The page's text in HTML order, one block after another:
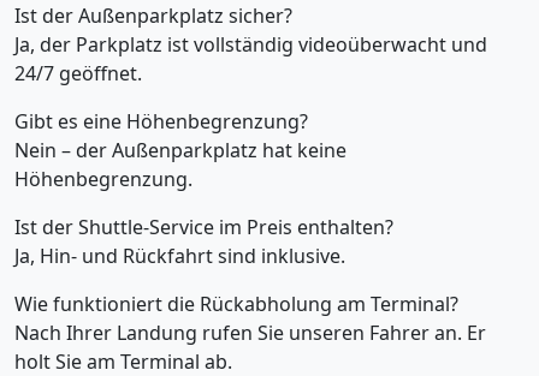
Ist der Außenparkplatz sicher?
Ja, der Parkplatz ist vollständig videoüberwacht und
24/7 geöffnet.
Gibt es eine Höhenbegrenzung?
Nein – der Außenparkplatz hat keine
Höhenbegrenzung.
Ist der Shuttle-Service im Preis enthalten?
Ja, Hin- und Rückfahrt sind inklusive.
Wie funktioniert die Rückabholung am Terminal?
Nach Ihrer Landung rufen Sie unseren Fahrer an. Er
holt Sie am Terminal ab.